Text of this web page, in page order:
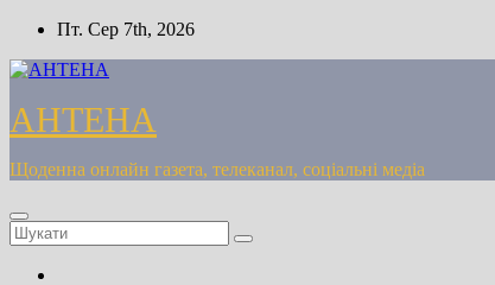
Перейти
вмісту
Пт. Сер 7th, 2026
АНТЕНА
Щоденна онлайн газета, телеканал, соціальні медіа